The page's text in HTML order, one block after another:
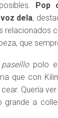
Pop
dela,
que
paseíllopolo
que con
Quería
a